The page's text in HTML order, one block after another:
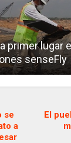
primer lugar
senseFly
se
a
El